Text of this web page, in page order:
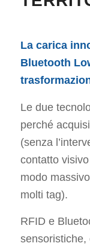
La carica
Bluetooth
Le due
perché
(senza
contatto
modo
molti tag).
RFID e
sensoristiche,